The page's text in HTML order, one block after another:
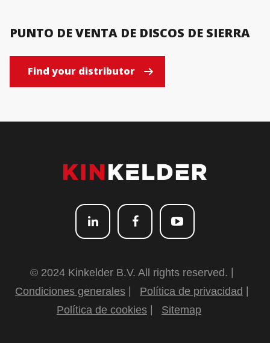
PUNTO DE VENTA DE DISCOS DE SIERRA
Find your distributor
© 2024 Kinkelder B.V. All rights reserved.
Condiciones generales
Política de privacidad
Política de cookies
Sitemap